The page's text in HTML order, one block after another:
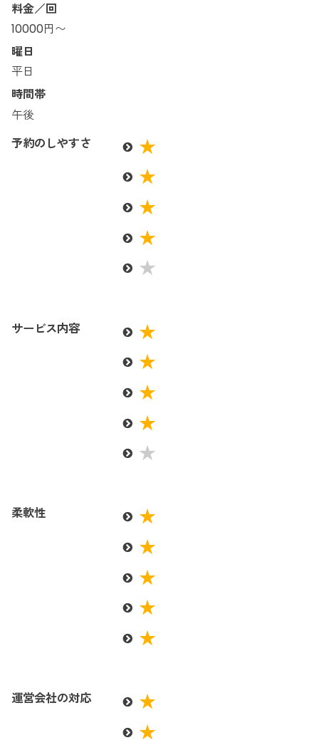
料金／回
10000円〜
曜日
平日
時間帯
午後
予約のしやすさ
サービス内容
柔軟性
運営会社の対応